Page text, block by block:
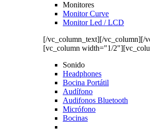
Monitores
Monitor Curve
Monitor Led / LCD
[/vc_column_text][/vc_column][/
[vc_column width="1/
Sonido
Headphones
Bocina Portátil
Audífono
Audifonos Bluetooth
Micrófono
Bocinas